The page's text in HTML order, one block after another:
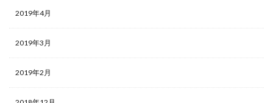
2019年4月
2019年3月
2019年2月